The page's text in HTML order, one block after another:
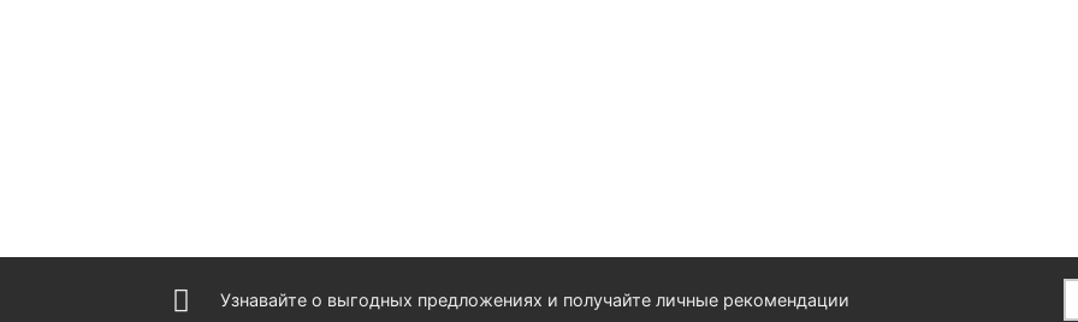
Узнавайте о выгодных предложениях и получайте личные рекомендации